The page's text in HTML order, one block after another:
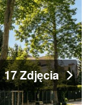
17 Zdjęcia